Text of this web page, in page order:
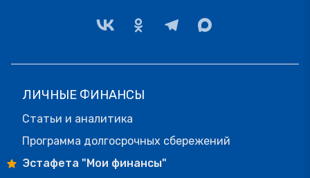
ЛИЧНЫЕ ФИНАНСЫ
Статьи и аналитика
Программа долгосрочных сбережений
Эстафета "Мои финансы"